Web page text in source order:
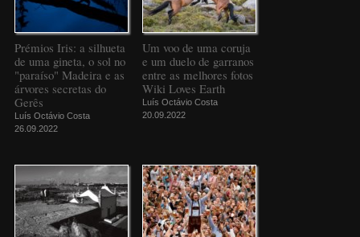
Prémios Iris: a silhueta
de uma gineta, o sol no
"paraíso" Madeira e as
árvores secretas do
Gerês
Luís Octávio Costa
26.09.2022
Um voo de uma coruja
e um duelo de garranos
entre as melhores fotos
Wiki Loves Earth
Luís Octávio Costa
20.09.2022